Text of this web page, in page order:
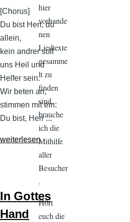
[Chorus]
Du bist Herr, du
allein,
kein andrer soll
uns Heil und
Helfer sein.
Wir beten an,
stimmen mit ein:
Du bist, Herr ...
weiterlesen
In Gottes
Hand
hier
vorhande
nen
Liedtexte
gesamme
lt zu
finden
sind,
brauche
ich die
Mithilfe
aller
Besucher
.
Hört
euch die